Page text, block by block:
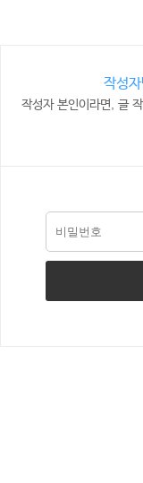
작성
작성자 본인이라면, 글